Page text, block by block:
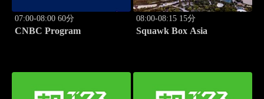
07:00-08:00 60分
CNBC Program
08:00-08:15 15分
Squawk Box Asia